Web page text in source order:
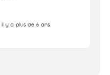
il y a plus de 6 ans